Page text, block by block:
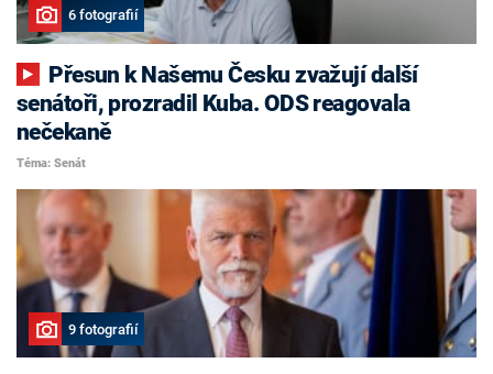
6 fotografií
senátoři, prozradil Kuba. ODS reagovala
nečekaně
Téma: Senát
9 fotografií